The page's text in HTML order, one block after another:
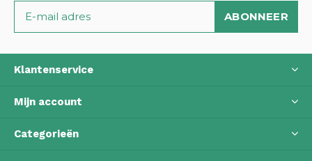
ABONNEER
Klantenservice
Mijn account
Categorieën